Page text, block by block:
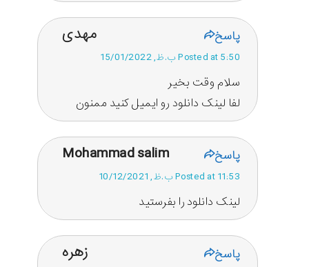
مهدی پاسخ
Posted at 5:50 ب.ظ, 15/01/2022
سلام وقت بخیر
لفا لینک دانلود رو ایمیل کنید ممنون
Mohammad salim پاسخ
Posted at 11:53 ب.ظ, 10/12/2021
لینک دانلود را بفرستید
زهره پاسخ